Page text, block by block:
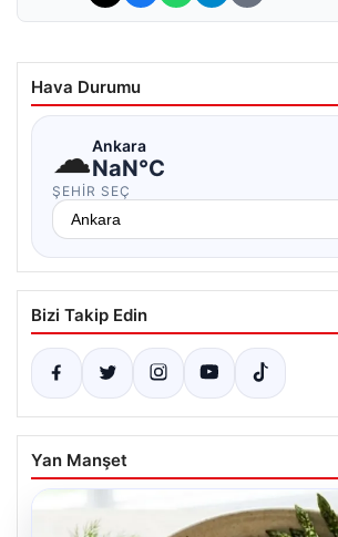
Hava Durumu
☁Ankara
NaN°C
ŞEHIR SEÇ
Bizi Takip Edin
Yan Manşet